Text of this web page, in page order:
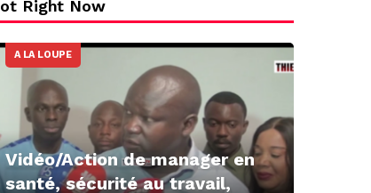
Right Now
A LA LOUPE
Vidéo/Action de manager en
santé, sécurité au travail,